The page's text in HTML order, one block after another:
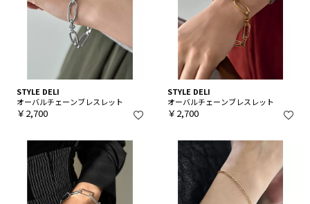
STYLE DELI
オーバルチェーンブレスレット
￥2,700
STYLE DELI
オーバルチェーンブレスレット
￥2,700